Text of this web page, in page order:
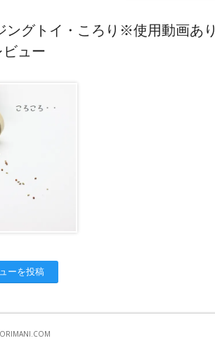
グトイ・ころり※使用動画あり
ュー
ーを投稿